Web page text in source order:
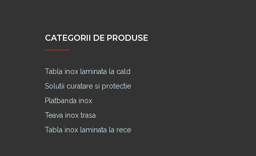
CATEGORII DE PRODUSE
Tabla inox laminata la cald
Solutii curatare si protectie
Platbanda inox
Teava inox trasa
Tabla inox laminata la rece